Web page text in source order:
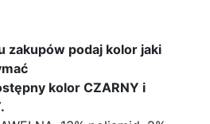
zakupów podaj kolor jaki
kolor CZARNY i